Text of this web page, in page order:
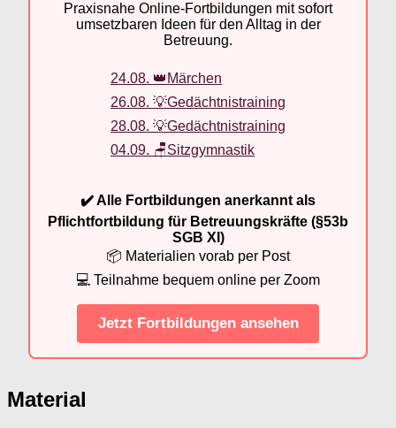
Praxisnahe Online-Fortbildungen mit sofort
umsetzbaren Ideen für den Alltag in der
Betreuung.
24.08. 👑Märchen
26.08. 💡Gedächtnistraining
28.08. 💡Gedächtnistraining
04.09. 🪑Sitzgymnastik
✔️ Alle Fortbildungen anerkannt als
Pflichtfortbildung für Betreuungskräfte (§53b
SGB XI)
📦 Materialien vorab per Post
💻 Teilnahme bequem online per Zoom
Jetzt Fortbildungen ansehen
Material